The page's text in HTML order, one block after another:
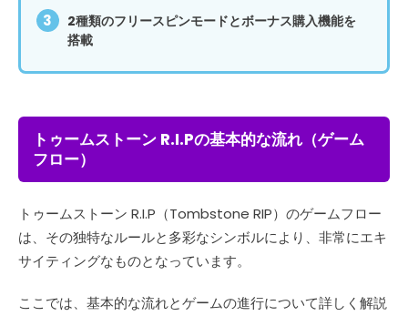
2種類のフリースピンモードとボーナス購入機能を
搭載
トゥームストーン R.I.Pの基本的な流れ（ゲーム
フロー）
トゥームストーン R.I.P（Tombstone RIP）のゲームフロー
は、その独特なルールと多彩なシンボルにより、非常にエキ
サイティングなものとなっています。
ここでは、基本的な流れとゲームの進行について詳しく解説